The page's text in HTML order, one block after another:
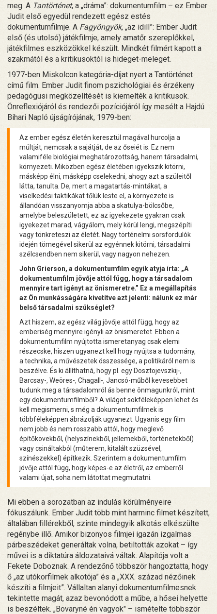
meg. A Tantörténet, a „dráma”: dokumentumfilm – ez Ember
Judit első egyedül rendezett egész estés
dokumentumfilmje. A Fagyöngyök, „az idill”: Ember Judit
első (és utolsó) játékfilmje, amely amatőr szereplőkkel,
játékfilmes eszközökkel készült. Mindkét filmért kapott a
szakmától és a kritikusoktól is hideget-meleget.
1977-ben Miskolcon kategória-díjat nyert a Tantörténet
című film. Ember Judit finom pszichológiai és érzékeny
pedagógusi megközelítését is kiemelték a kritikusok.
Önreflexiójáról és rendezői pozíciójáról így mesélt a Hajdú
Bihari Napló újságírójának, 1979-ben:
Az ember egész életén keresztül magával hurcolja a
múltját, nemcsak a sajátját, de az őseiét is. Ez nem
valamiféle biológiai meghatározottság, hanem társadalmi,
környezeti. Miközben egész életében igyekszik kitörni,
másképp élni, másképp cselekedni, ahogy azt a szüleitől
látta, tanulta. De, mert a magatartás-mintákat, a
viselkedési taktikákat tőlük leste el, a környezete is
állandóan visszanyomja abba a skatulya-bölcsőbe,
amelybe beleszületett, ez az igyekezete gyakran csak
igyekezet marad, vágyálom, mely körül lengi, megszépíti
vagy tönkreteszi az életét. Nagy történelmi sorsfordulók
idején tömegével sikerül az egyénnek kitörni, társadalmi
szélcsendben nem sikerül, vagy nagyon nehezen.
John Grierson, a dokumentumfilm egyik atyja írta: „A
dokumentumfilm jövője attól függ, hogy a társadalom
mennyire tart igényt az önismeretre.” Ez a megállapítás
az Ön munkásságára kivetítve azt jelenti: nálunk ez már
belső társadalmi szükséglet?
Azt hiszem, az egész világ jövője attól függ, hogy az
emberiség mennyire igényli az önismeretet. Ebben a
dokumentumfilm nyújtotta ismeretanyag csak elemi
részecske, hiszen ugyanezt kell hogy nyújtsa a tudomány,
a technika, a művészetek összessége, a politikáról nem is
beszélve. És ki állíthatná, hogy pl. egy Dosztojevszkij-,
Barcsay-, Weöres-, Chagall-, Jancsó-műből kevesebbet
tudunk meg a társadalomról ás benne önmagunkról, mint
egy dokumentumfilmből? A világot sokféleképpen lehet és
kell megismerni, s még a dokumentumfilmek is
többféleképpen ábrázolják ugyanezt. Ugyanis egy film
nem jobb és nem rosszabb attól, hogy meglevő
építőkövekből, (helyszínekből, jellemekből, történetekből)
vagy csináltakból (műterem, kitalált szüzsével,
színészekkel) építkezik. Szerintem a dokumentumfilm
jövője attól függ, hogy képes-e az életről, az emberről
valami újat, soha nem látottat megmutatni.
Mi ebben a sorozatban az indulás körülményeire
fókuszálunk. Ember Judit több mint harminc filmet készített,
általában fillérekből, szinte mindegyik alkotás elkészülte
regénybe illő. Amikor bizonyos filmjei igazán izgalmas
párbeszédeket generáltak volna, betiltották azokat – így
művei is a diktatúra áldozataivá váltak. Alapítója volt a
Fekete Doboznak. A rendezőnő többször hangoztatta, hogy
ő „az utókorfilmek alkotója” és a „XXX. század nézőinek
készíti a filmjeit”. Vállaltan alanyi dokumentumfilmesnek
tekintette magát, azaz bevonódott a műbe, a hősei helyette
is beszéltek. „Bovaryné én vagyok" – ismételte többször